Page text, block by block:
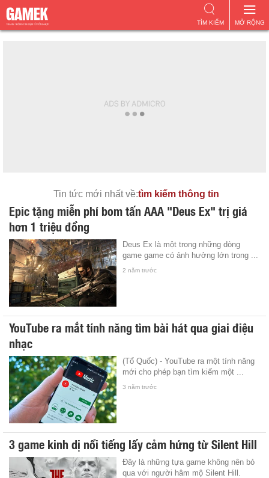
MỞ RỘNG
TÌM KIẾM
Tin tức mới nhất về:tìm kiếm thông tin
Epic tặng miễn phí bom tấn AAA "Deus Ex" trị giá
hơn 1 triệu đồng
Deus Ex là một trong những dòng
game game có ảnh hưởng lớn trong ...
2 năm trước
YouTube ra mắt tính năng tìm bài hát qua giai điệu
nhạc
(Tổ Quốc) - YouTube ra một tính năng
mới cho phép bạn tìm kiếm một ...
3 năm trước
3 game kinh dị nổi tiếng lấy cảm hứng từ Silent Hill
Đây là những tựa game không nên bỏ
qua với người hâm mộ Silent Hill.